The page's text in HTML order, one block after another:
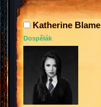
Katherine Blame
Dospělák